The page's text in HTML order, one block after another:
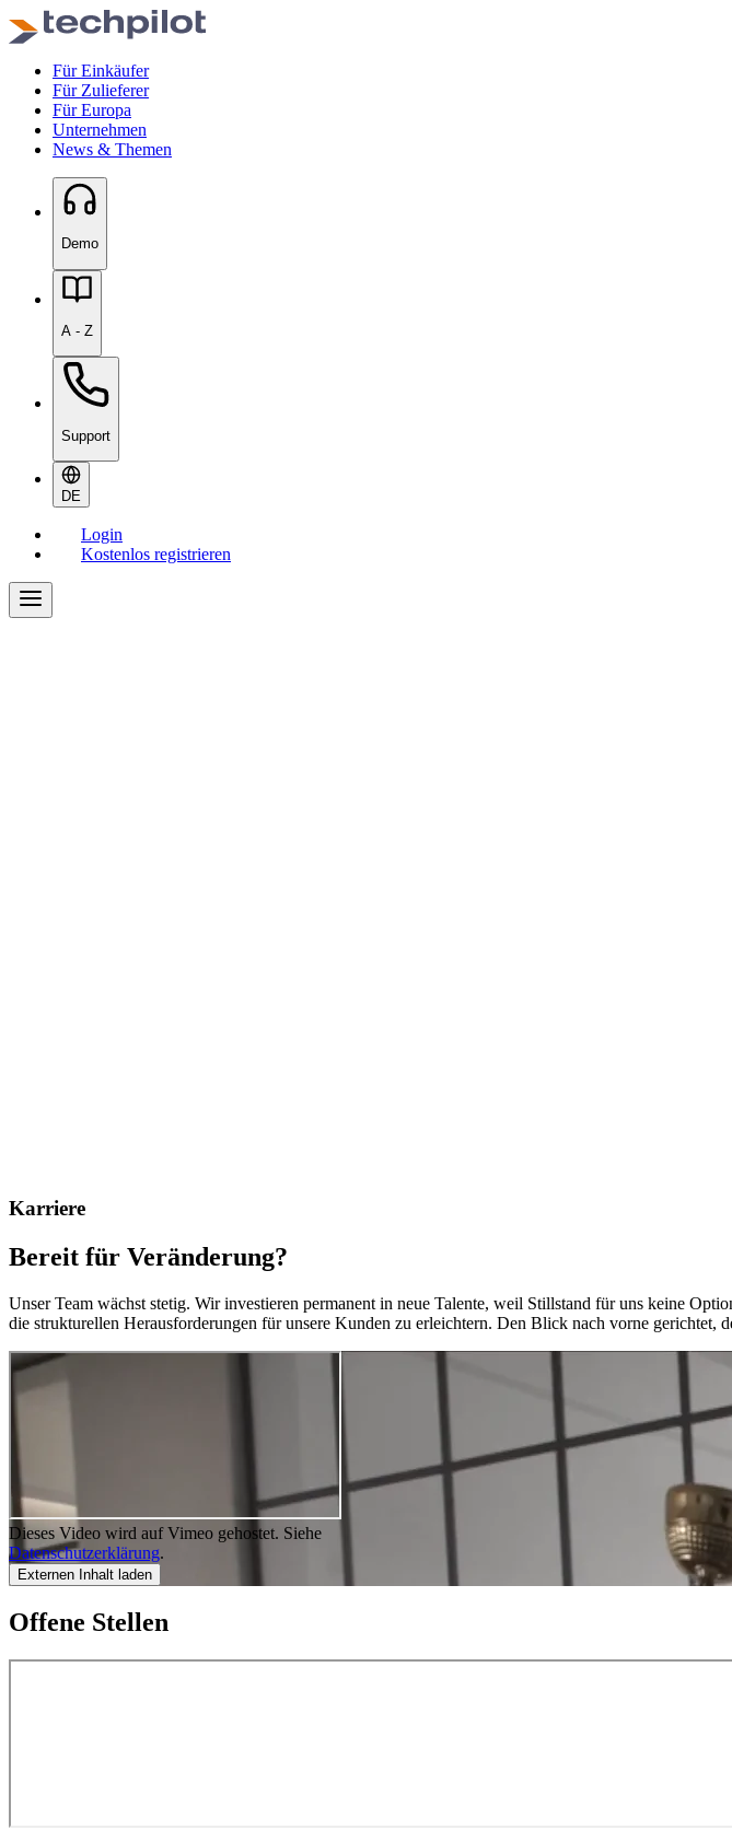
Für Einkäufer
Für Zulieferer
Für Europa
Unternehmen
News & Themen
Demo
A - Z
Support
DE
Login
Kostenlos registrieren
Karriere
Bereit für Verände­rung?
Unser Team wächst stetig. Wir investieren permanent in neue Talente, weil Stillstand für uns keine
die strukturellen Herausforderungen für unsere Kunden zu erleichtern. Den Blick nach vorne gerichtet,
Dieses Video wird auf Vimeo gehostet. Siehe
Datenschutzerklärung.
Externen Inhalt laden
Offene Stellen